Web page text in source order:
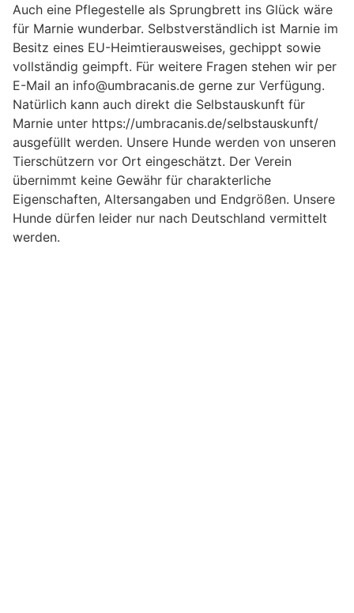
Auch eine Pflegestelle als Sprungbrett ins Glück wäre
für Marnie wunderbar. Selbstverständlich ist Marnie im
Besitz eines EU-Heimtierausweises, gechippt sowie
vollständig geimpft. Für weitere Fragen stehen wir per
E-Mail an info@umbracanis.de gerne zur Verfügung.
Natürlich kann auch direkt die Selbstauskunft für
Marnie unter https://umbracanis.de/selbstauskunft/
ausgefüllt werden. Unsere Hunde werden von unseren
Tierschützern vor Ort eingeschätzt. Der Verein
übernimmt keine Gewähr für charakterliche
Eigenschaften, Altersangaben und Endgrößen. Unsere
Hunde dürfen leider nur nach Deutschland vermittelt
werden.